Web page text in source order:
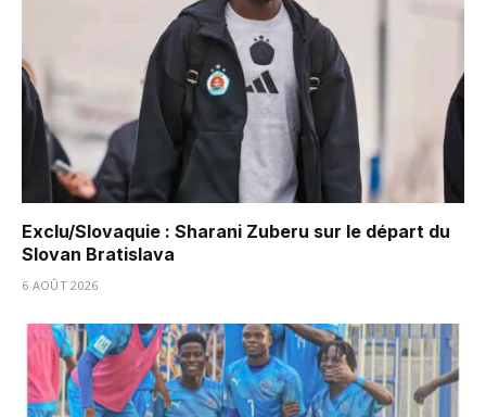
Exclu/Slovaquie : Sharani Zuberu sur le départ du
Slovan Bratislava
6 AOÛT 2026